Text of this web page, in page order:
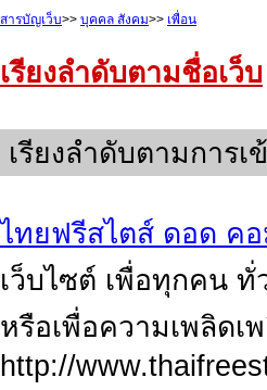
สารบัญเว็บ>> บุคคล สังคม>> เพื่อน
เรียงลำดับตามชื่อเว็บ
เรียงลำดับตามการเ
ไทยฟรีสไตส์ ดอด ค
เว็บไซต์ เพื่อทุกคน
หรือเพื่อความเพลิดเ
http://